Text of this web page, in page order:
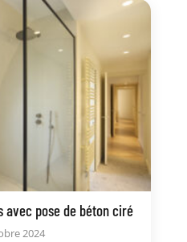
avec pose de béton ciré
2024